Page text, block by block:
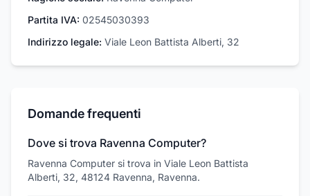
Partita IVA: 02545030393
Indirizzo legale: Viale Leon Battista Alberti, 32
Domande frequenti
Dove si trova Ravenna Computer?
Ravenna Computer si trova in Viale Leon Battista
Alberti, 32, 48124 Ravenna, Ravenna.